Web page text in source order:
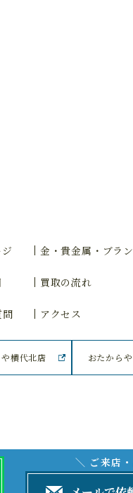
金・貴金属・ブラ
買取の流れ
問 アクセス
横代北店 おたから
＼ ご来店